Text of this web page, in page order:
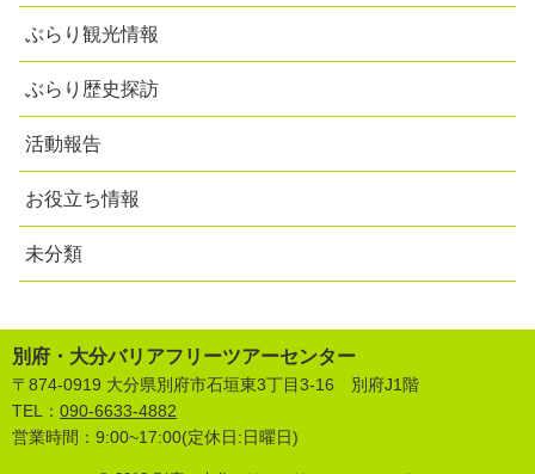
ぶらり観光情報
ぶらり歴史探訪
活動報告
お役立ち情報
未分類
別府・大分バリアフリーツアーセンター
〒874-0919 大分県別府市石垣東3丁目3-16 別府J1階
TEL： 090-6633-4882
営業時間：9:00~17:00(定休日:日曜日)